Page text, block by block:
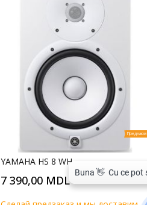
Предзаказ
YAMAHA HS 8 WH
7 390,00 MDL